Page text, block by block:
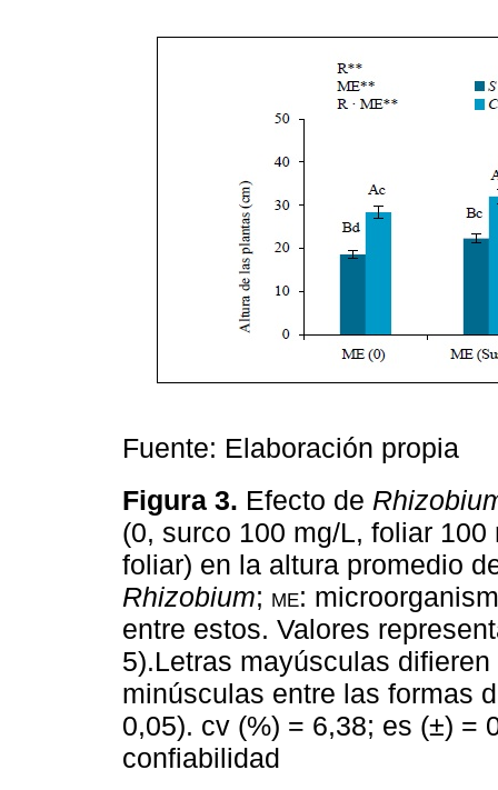
Fuente: Elaboración propia
Figura 3. Efecto de
(0, surco 100 mg/L, foliar
foliar) en la altura promedio
Rhizobium; me:
entre estos. Valores
5).Letras mayúsculas
minúsculas entre las formas
0,05). cv (%) = 6,38; es (±) =
confiabilidad